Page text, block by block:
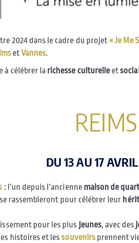
2024 dans le cadre du projet « Je Me
etVannes.
à célébrer la richesse culturelle et
REIMS
DU 13 AU 17
: l’un depuis l’ancienne maison de
rassembleront pour célébrer leur
pour les plus jeunes, avec des
histoires et lessouvenirsprennent